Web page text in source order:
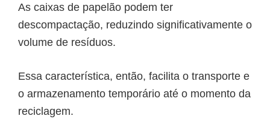
As caixas de papelão podem ter
descompactação, reduzindo significativamente o
volume de resíduos.
Essa característica, então, facilita o transporte e
o armazenamento temporário até o momento da
reciclagem.